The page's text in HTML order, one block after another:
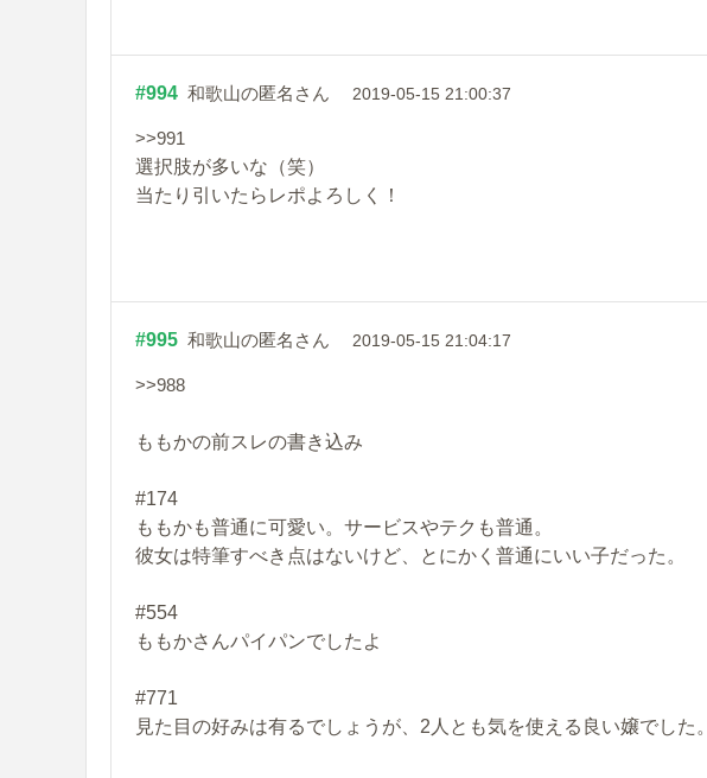
#994 和歌山の匿名さん 2019-05-15 21:00:37
>>991
選択肢が多いな（笑）
当たり引いたらレポよろしく！
#995 和歌山の匿名さん 2019-05-15 21:04:17
>>988
ももかの前スレの書き込み
#174
ももかも普通に可愛い。サービスやテクも普通。
彼女は特筆すべき点はないけど、とにかく普通にいい子だった。
#554
ももかさんパイパンでしたよ
#771
見た目の好みは有るでしょうが、2人とも気を使える良い嬢でした。